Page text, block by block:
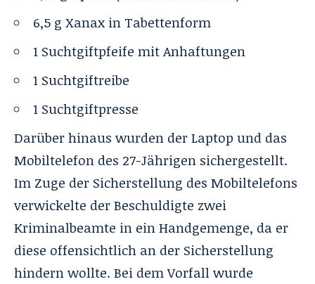
6,5 g Xanax in Tabettenform
1 Suchtgiftpfeife mit Anhaftungen
1 Suchtgiftreibe
1 Suchtgiftpresse
Darüber hinaus wurden der Laptop und das
Mobiltelefon des 27-Jährigen sichergestellt.
Im Zuge der Sicherstellung des Mobiltelefons
verwickelte der Beschuldigte zwei
Kriminalbeamte in ein Handgemenge, da er
diese offensichtlich an der Sicherstellung
hindern wollte. Bei dem Vorfall wurde